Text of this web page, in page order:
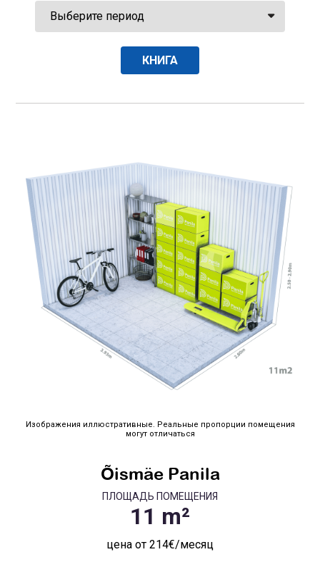
КНИГА
Изображения иллюстративные. Реальные пропорции помещения
могут отличаться
Õismäe Panila
ПЛОЩАДЬ ПОМЕЩЕНИЯ
цена от 214€/месяц